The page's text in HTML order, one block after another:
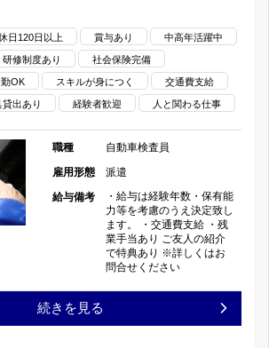
産
車
デ
全
都
宮
市
×
査
日120日以上 賞与あり 中高年活躍中
研修制度あり 社会保険完備
OK スキルが身につく 交通費支給
貸出あり 経験者歓迎 人と関わる仕事
職種
自動車検査員
雇用形態
派遣
給与備考
・給与は経験年数・保有能
力等を考慮のうえ決定致し
ます。 ・交通費支給 ・残
業手当あり ご友人の紹介
で特典あり ※詳しくはお
問合せください
【宇
続きを見る